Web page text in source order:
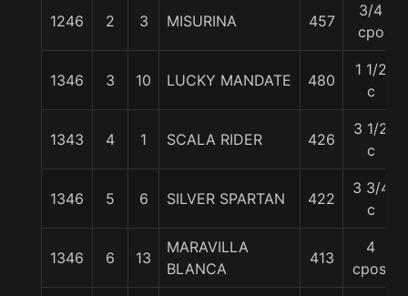
1246 2 3 MISURINA 457
3/4
cpo
1346 3 10 LUCKY MANDATE 480
1 1/2
c
1343 4 1 SCALA RIDER 426
3 1/2
c
1346 5 6 SILVER SPARTAN 422
3 3/4
c
1346 6 13
MARAVILLA
BLANCA
413
4
cpos.